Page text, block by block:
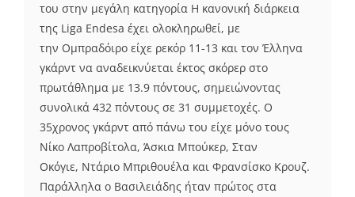
του στην μεγάλη κατηγορία Η κανονική διάρκεια
της Liga Endesa έχει ολοκληρωθεί, με
την Ομπραδόιρο είχε ρεκόρ 11-13 και τον Έλληνα
γκάρντ να αναδεικνύεται έκτος σκόρερ στο
πρωτάθλημα με 13.9 πόντους, σημειώνοντας
συνολικά 432 πόντους σε 31 συμμετοχές. Ο
35χρονος γκάρντ από πάνω του είχε μόνο τους
Νίκο Λαπροβίτολα, Άσκια Μπούκερ, Σταν
Οκόγιε, Ντάριο Μπριθουέλα και Φρανσίσκο Κρουζ.
Παράλληλα ο Βασιλειάδης ήταν πρώτος στα